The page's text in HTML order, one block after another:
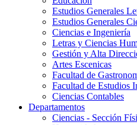
Estudios Generales
Estudios Generales
Ciencias e Ingeniería
Letras y Ciencias
Gestión y Alta
Artes Escenicas
Facultad de
Facultad de Estudios
Ciencias Contables
Departamentos
Ciencias - Sección